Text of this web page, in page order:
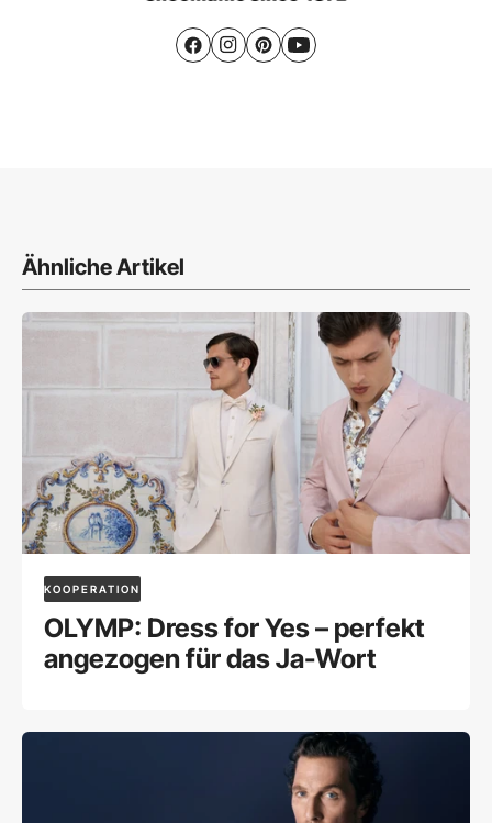
Ähnliche Artikel
KOOPERATION
OLYMP: Dress for Yes – perfekt
angezogen für das Ja-Wort